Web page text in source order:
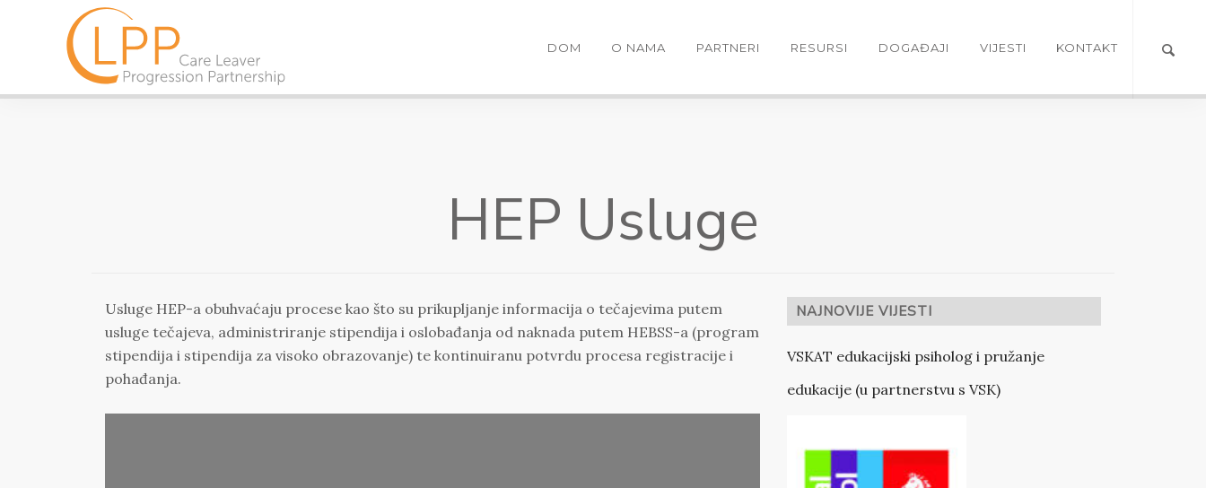
DOM O NAMA PARTNERI RESURSI DOGAĐAJI VIJESTI KONTAKT
HEP Usluge
Usluge HEP-a obuhvaćaju procese kao što su prikupljanje informacija o tečajevima putem
usluge tečajeva, administriranje stipendija i oslobađanja od naknada putem HEBSS-a (program
stipendija i stipendija za visoko obrazovanje) te kontinuiranu potvrdu procesa registracije i
pohađanja.
NAJNOVIJE VIJESTI
VSKAT edukacijski psiholog i pružanje
edukacije (u partnerstvu s VSK)